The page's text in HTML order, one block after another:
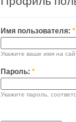
Имя пользователя: *
Укажите ваше имя на
Пароль: *
Укажите пароль,